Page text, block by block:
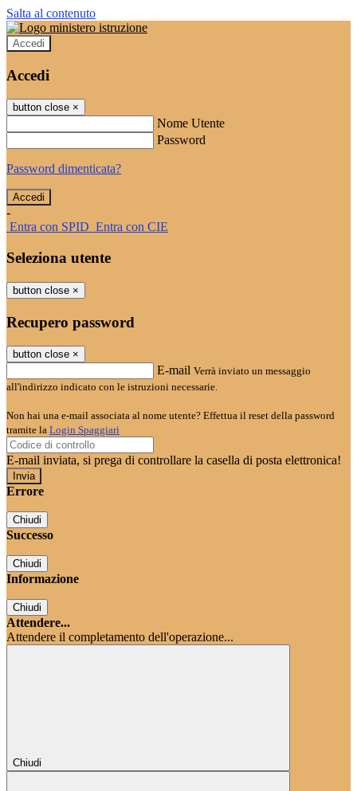
Salta al contenuto
Accedi
Accedi
button close ×
Nome Utente
Password
Password dimenticata?
-
Entra con SPID Entra con CIE
Seleziona utente
button close ×
Recupero password
button close ×
E-mail Verrà inviato un messaggio
all'indirizzo indicato con le istruzioni necessarie.
Non hai una e-mail associata al nome utente? Effettua il reset della password
tramite la Login Spaggiari
E-mail inviata, si prega di controllare la casella di posta elettronica!
Errore
Chiudi
Successo
Chiudi
Informazione
Chiudi
Attendere...
Attendere il completamento dell'operazione...
Chiudi